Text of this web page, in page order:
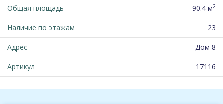
Общая площадь 90.4 м2
Наличие по этажам 23
Адрес Дом 8
Артикул 17116